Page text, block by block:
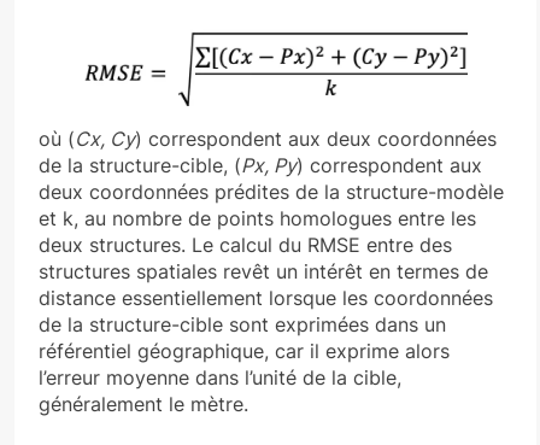
où (Cx, Cy) correspondent aux deux coordonnées
de la structure-cible, (Px, Py) correspondent aux
deux coordonnées prédites de la structure-modèle
et k, au nombre de points homologues entre les
deux structures. Le calcul du RMSE entre des
structures spatiales revêt un intérêt en termes de
distance essentiellement lorsque les coordonnées
de la structure-cible sont exprimées dans un
référentiel géographique, car il exprime alors
l’erreur moyenne dans l’unité de la cible,
généralement le mètre.